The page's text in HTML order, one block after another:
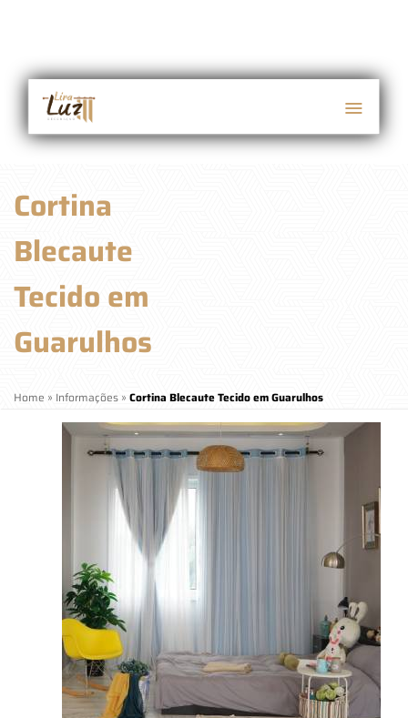
Cortina
Blecaute
Tecido em
Guarulhos
Home » Informações » Cortina Blecaute Tecido em Guarulhos